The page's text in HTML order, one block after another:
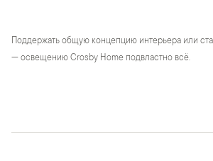
Поддержать общую концепцию интерьера или
— освещению Crosby Home подвластно всё.